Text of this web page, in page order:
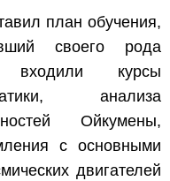
план обучения,
своего рода
курсы
анализа
Ойкумены,
с основными
двигателей